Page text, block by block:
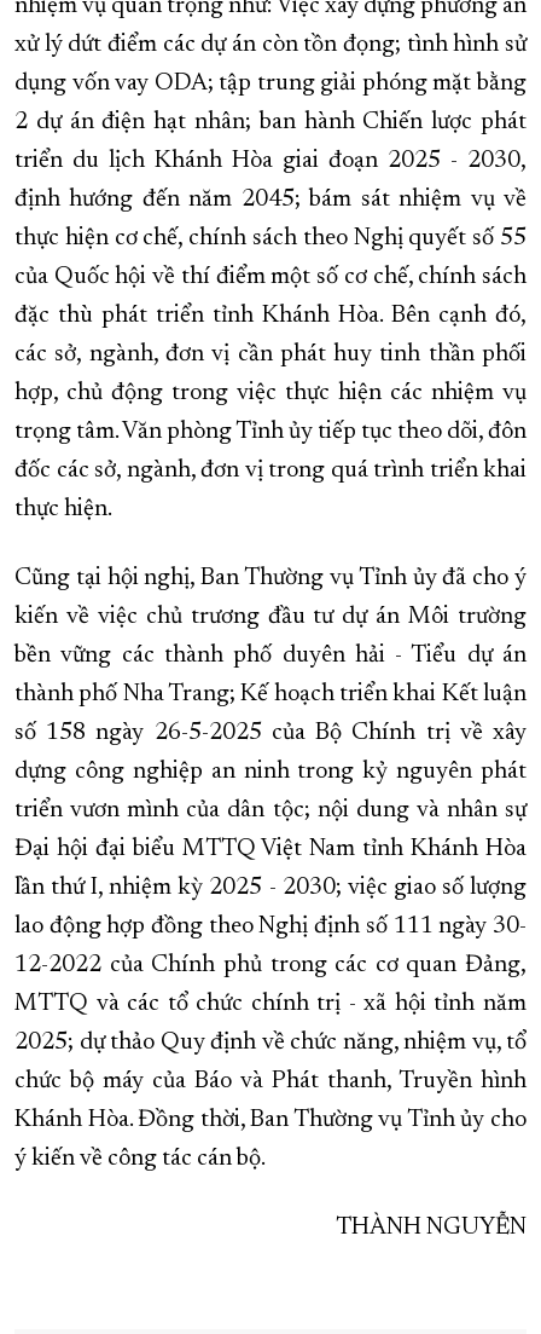
nhiệm vụ quan trọng như: Việc xây dựng phương án
xử lý dứt điểm các dự án còn tồn đọng; tình hình sử
dụng vốn vay ODA; tập trung giải phóng mặt bằng
2 dự án điện hạt nhân; ban hành Chiến lược phát
triển du lịch Khánh Hòa giai đoạn 2025 - 2030,
định hướng đến năm 2045; bám sát nhiệm vụ về
thực hiện cơ chế, chính sách theo Nghị quyết số 55
của Quốc hội về thí điểm một số cơ chế, chính sách
đặc thù phát triển tỉnh Khánh Hòa. Bên cạnh đó,
các sở, ngành, đơn vị cần phát huy tinh thần phối
hợp, chủ động trong việc thực hiện các nhiệm vụ
trọng tâm. Văn phòng Tỉnh ủy tiếp tục theo dõi, đôn
đốc các sở, ngành, đơn vị trong quá trình triển khai
thực hiện.
Cũng tại hội nghị, Ban Thường vụ Tỉnh ủy đã cho ý
kiến về việc chủ trương đầu tư dự án Môi trường
bền vững các thành phố duyên hải - Tiểu dự án
thành phố Nha Trang; Kế hoạch triển khai Kết luận
số 158 ngày 26-5-2025 của Bộ Chính trị về xây
dựng công nghiệp an ninh trong kỷ nguyên phát
triển vươn mình của dân tộc; nội dung và nhân sự
Đại hội đại biểu MTTQ Việt Nam tỉnh Khánh Hòa
lần thứ I, nhiệm kỳ 2025 - 2030; việc giao số lượng
lao động hợp đồng theo Nghị định số 111 ngày 30-
12-2022 của Chính phủ trong các cơ quan Đảng,
MTTQ và các tổ chức chính trị - xã hội tỉnh năm
2025; dự thảo Quy định về chức năng, nhiệm vụ, tổ
chức bộ máy của Báo và Phát thanh, Truyền hình
Khánh Hòa. Đồng thời, Ban Thường vụ Tỉnh ủy cho
ý kiến về công tác cán bộ.
THÀNH NGUYỄN